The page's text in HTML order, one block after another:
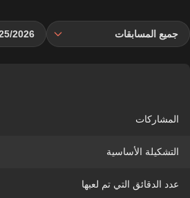
جميع المسابقات 2026
المشاركات
التشكيلة الأساسية
عدد الدقائق التي تم لعبها